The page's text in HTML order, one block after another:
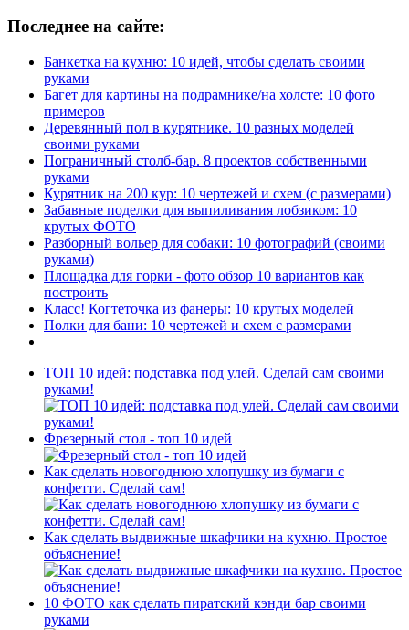
Последнее на сайте:
Банкетка на кухню: 10 идей, чтобы сделать своими
руками
Багет для картины на подрамнике/на холсте: 10 фото
примеров
Деревянный пол в курятнике. 10 разных моделей
своими руками
Пограничный столб-бар. 8 проектов собственными
руками
Курятник на 200 кур: 10 чертежей и схем (с размерами)
Забавные поделки для выпиливания лобзиком: 10
крутых ФОТО
Разборный вольер для собаки: 10 фотографий (своими
руками)
Площадка для горки - фото обзор 10 вариантов как
построить
Класс! Когтеточка из фанеры: 10 крутых моделей
Полки для бани: 10 чертежей и схем с размерами
ТОП 10 идей: подставка под улей. Сделай сам своими
руками!
Фрезерный стол - топ 10 идей
Как сделать новогоднюю хлопушку из бумаги с
конфетти. Сделай сам!
Как сделать выдвижные шкафчики на кухню. Простое
объяснение!
10 ФОТО как сделать пиратский кэнди бар своими
руками